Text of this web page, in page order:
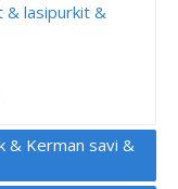
& lasipurkit &
& Kerman savi &